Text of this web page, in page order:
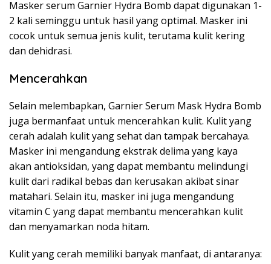
Masker serum Garnier Hydra Bomb dapat digunakan 1-
2 kali seminggu untuk hasil yang optimal. Masker ini
cocok untuk semua jenis kulit, terutama kulit kering
dan dehidrasi.
Mencerahkan
Selain melembapkan, Garnier Serum Mask Hydra Bomb
juga bermanfaat untuk mencerahkan kulit. Kulit yang
cerah adalah kulit yang sehat dan tampak bercahaya.
Masker ini mengandung ekstrak delima yang kaya
akan antioksidan, yang dapat membantu melindungi
kulit dari radikal bebas dan kerusakan akibat sinar
matahari. Selain itu, masker ini juga mengandung
vitamin C yang dapat membantu mencerahkan kulit
dan menyamarkan noda hitam.
Kulit yang cerah memiliki banyak manfaat, di antaranya: